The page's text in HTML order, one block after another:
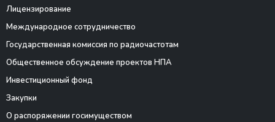
Лицензирование
Международное сотрудничество
Государственная комиссия по радиочастотам
Общественное обсуждение проектов НПА
Инвестиционный фонд
Закупки
О распоряжении госимуществом